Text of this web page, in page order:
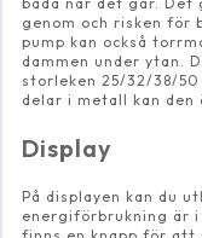
genom och risken för
pump kan också
dammen under ytan.
storleken 25/32/38/
delar i metall kan den
Display
På displayen kan du
energiförbrukning är